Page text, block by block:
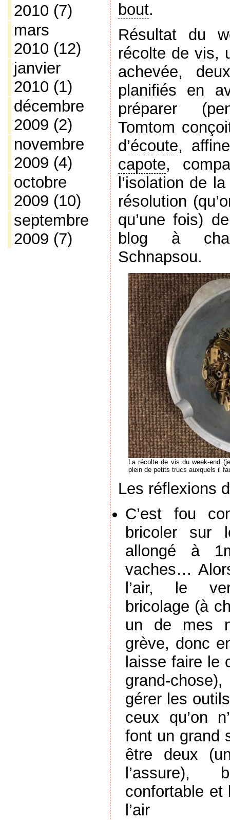
2010 (7)
mars
2010 (12)
janvier
2010 (1)
décembre
2009 (2)
novembre
2009 (4)
octobre
2009 (10)
septembre
2009 (7)
bout.
Résultat du
récolte de vis,
achevée,
planifiés en
préparer
Tomtom
d’écoute,
capote,
l’isolation de
résolution
qu’une fois)
blog à
Schnapsou.
La récolte de vis du week-end
plein de petits trucs auxquels il
Les réflexions
C’est fou
bricoler sur
allongé à
vaches…
l’air, le
bricolage (à
un de mes
grève, donc
laisse faire le
grand-
gérer les
ceux qu’on
font un grand
être deux
l’assure),
confortable et
l’air